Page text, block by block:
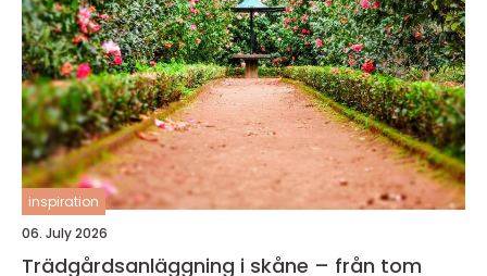
inspiration
06. July 2026
Trädgårdsanläggning i skåne – från tom